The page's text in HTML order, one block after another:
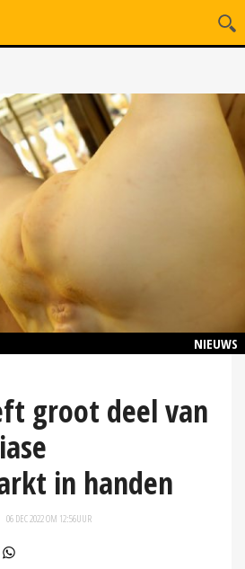
NIEUWS
groot deel van
in handen
06 DEC 2022 OM 12:56UUR